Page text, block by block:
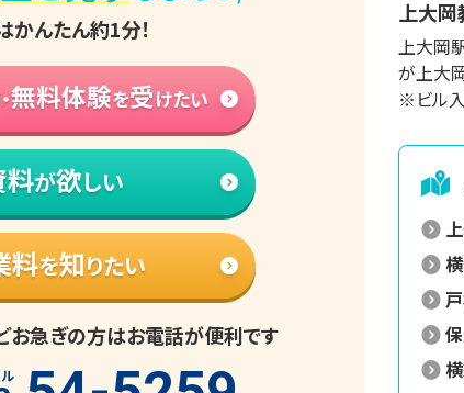
かんたん約1分！
無料体験を受けたい
料が欲しい
料を知りたい
お急ぎの方はお電話が便利です
上大岡
上大岡
が上大
※ビル入